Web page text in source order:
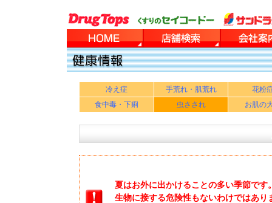
冷え症 手荒れ・肌荒れ
花粉
食中毒・下痢
虫さされ お肌の
夏はお外に出かけることの多い季節で
生物に接する危険性もないわけではあ